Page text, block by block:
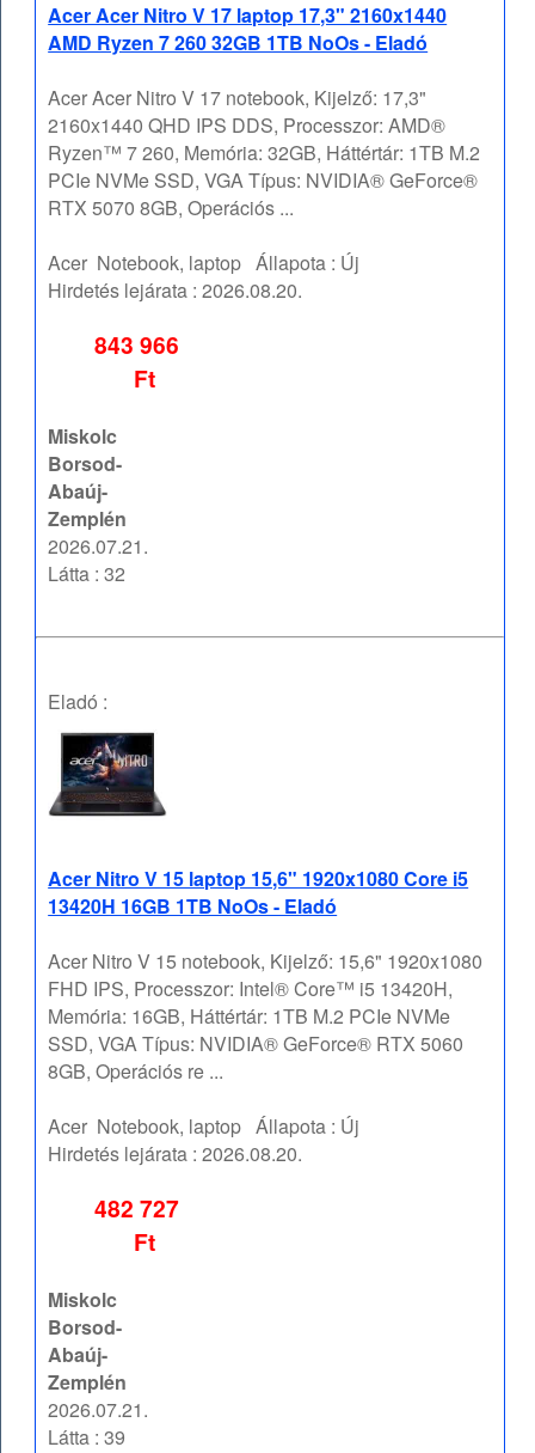
Acer Acer Nitro V 17 laptop 17,3" 2160x1440
AMD Ryzen 7 260 32GB 1TB NoOs - Eladó
Acer Acer Nitro V 17 notebook, Kijelző: 17,3"
2160x1440 QHD IPS DDS, Processzor: AMD®
Ryzen™ 7 260, Memória: 32GB, Háttértár: 1TB M.2
PCIe NVMe SSD, VGA Típus: NVIDIA® GeForce®
RTX 5070 8GB, Operációs ...
Acer Notebook, laptop Állapota : Új
Hirdetés lejárata :2026.08.20.
843 966
Ft
Miskolc
Borsod-
Abaúj-
Zemplén
2026.07.21.
Látta : 32
Eladó :
Acer Nitro V 15 laptop 15,6" 1920x1080 Core i5
13420H 16GB 1TB NoOs - Eladó
Acer Nitro V 15 notebook, Kijelző: 15,6" 1920x1080
FHD IPS, Processzor: Intel® Core™ i5 13420H,
Memória: 16GB, Háttértár: 1TB M.2 PCIe NVMe
SSD, VGA Típus: NVIDIA® GeForce® RTX 5060
8GB, Operációs re ...
Acer Notebook, laptop Állapota : Új
Hirdetés lejárata :2026.08.20.
482 727
Ft
Miskolc
Borsod-
Abaúj-
Zemplén
2026.07.21.
Látta : 39